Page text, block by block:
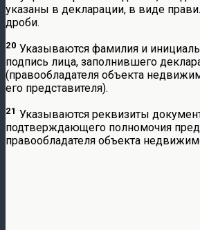
указаны в декларации, в виде
дроби.
20 Указываются фамилия и
подпись лица, заполнившего
(правообладателя объекта
его представителя).
21 Указываются реквизиты
подтверждающего полномочия
правообладателя объекта